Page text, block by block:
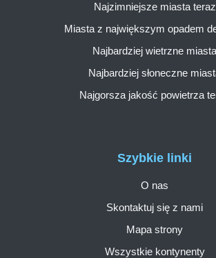
Szybkie linki
O nas
Skontaktuj się z nami
Mapa strony
Wszystkie kontynenty
Najzimniejsze miasta teraz
Miasta z największym opadem
Najbardziej wietrzne miasta
Najbardziej słoneczne
Najgorsza jakość powietrza